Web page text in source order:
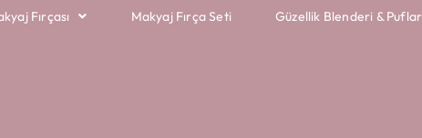
Fırçası Makyaj Fırça Seti Güzellik Blenderi & Puflar